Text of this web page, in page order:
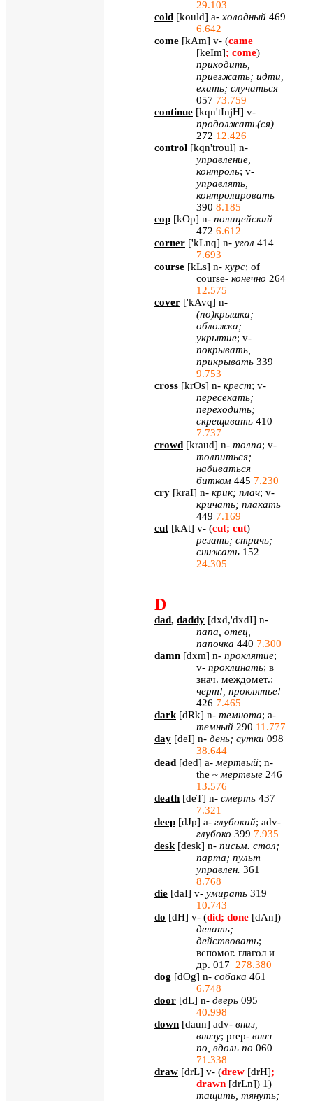
29.103
cold [kould] a- холодный 469
6.642
come [kAm] v- (came
[keIm]; come)
приходить,
приезжать; идти,
ехать; случаться
057 73.759
continue [kqn'tInjH] v-
продолжать(ся)
272 12.426
control [kqn'troul] n-
управление,
контроль; v-
управлять,
контролировать
390 8.185
cop [kOp] n- полицейский
472 6.612
corner ['kLnq] n- угол 414
7.693
course [kLs] n- курс; of
course- конечно 264
12.575
cover ['kAvq] n-
(по)крышка;
обложка;
укрытие; v-
покрывать,
прикрывать 339
9.753
cross [krOs] n- крест; v-
пересекать;
переходить;
скрещивать 410
7.737
crowd [kraud] n- толпа; v-
толпиться;
набиваться
битком 445 7.230
cry [kraI] n- крик; плач; v-
кричать; плакать
449 7.169
cut [kAt] v- (cut; cut)
резать; стричь;
снижать 152
24.305
D
dad, daddy [dxd,'dxdI] n-
папа, отец,
папочка 440 7.300
damn [dxm] n- проклятие;
v- проклинать; в
знач. междомет.:
черт!, проклятье!
426 7.465
dark [dRk] n- темнота; a-
темный 290 11.777
day [deI] n- день; сутки 098
38.644
dead [ded] a- мертвый; n-
the ~ мертвые 246
13.576
death [deT] n- смерть 437
7.321
deep [dJp] a- глубокий; adv-
глубоко 399 7.935
desk [desk] n- письм. стол;
парта; пульт
управлен. 361
8.768
die [daI] v- умирать 319
10.743
do [dH] v- (did; done [dAn])
делать;
действовать;
вспомог. глагол и
др. 017 278.380
dog [dOg] n- собака 461
6.748
door [dL] n- дверь 095
40.998
down [daun] adv- вниз,
внизу; prep- вниз
по, вдоль по 060
71.338
draw [drL] v- (drew [drH];
drawn [drLn]) 1)
тащить, тянуть;